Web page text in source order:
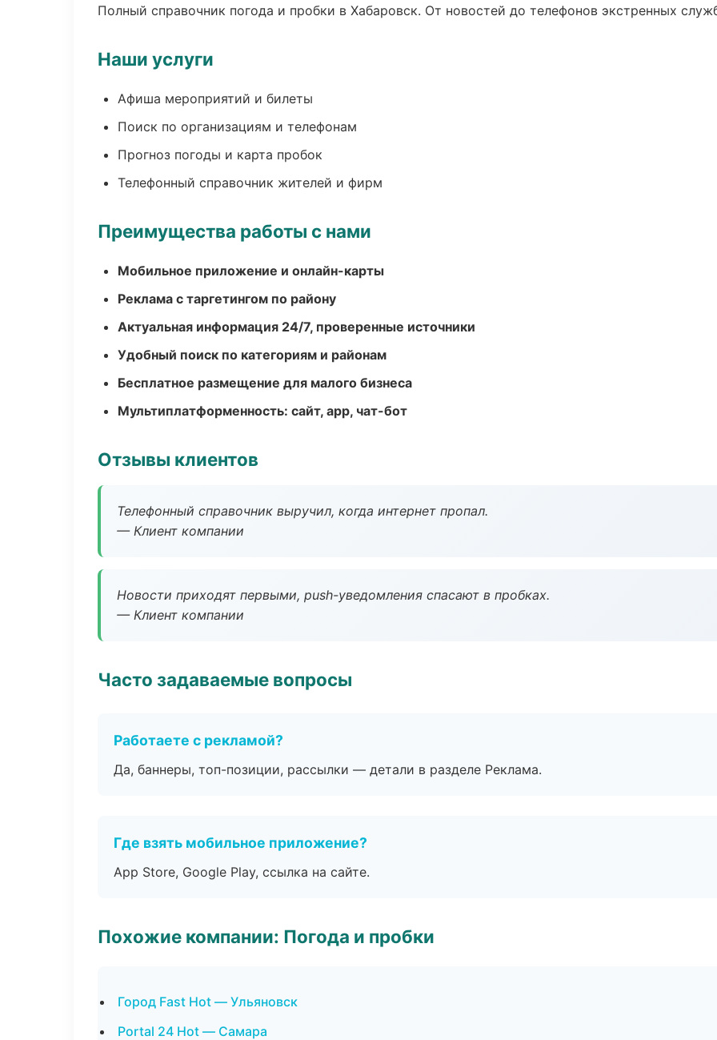
Полный справочник погода и пробки в Хабаровск. От новостей до телефонов экстренных
Наши услуги
Афиша мероприятий и билеты
Поиск по организациям и телефонам
Прогноз погоды и карта пробок
Телефонный справочник жителей и фирм
Преимущества работы с нами
Мобильное приложение и онлайн-карты
Реклама с таргетингом по району
Актуальная информация 24/7, проверенные источники
Удобный поиск по категориям и районам
Бесплатное размещение для малого бизнеса
Мультиплатформенность: сайт, app, чат-бот
Отзывы клиентов
Телефонный справочник выручил, когда интернет пропал.
— Клиент компании
Новости приходят первыми, push-уведомления спасают в пробках.
— Клиент компании
Часто задаваемые вопросы
Работаете с рекламой?
Да, баннеры, топ-позиции, рассылки — детали в разделе Реклама.
Где взять мобильное приложение?
App Store, Google Play, ссылка на сайте.
Похожие компании: Погода и пробки
Город Fast Hot — Ульяновск
Portal 24 Hot — Самара